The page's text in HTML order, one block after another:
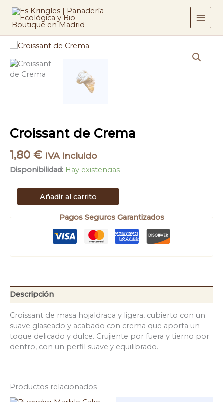
contenido
Croissant de Crema
1,80 € IVA incluido
Disponibilidad: Hay existencias
Croissant
Crema
cantidad
Añadir al carrito
Pagos Seguros Garantizados
Descripción
Croissant de masa hojaldrada y ligera, cubierto con un
suave glaseado y acabado con crema que aporta un
toque delicado y dulce. Crujiente por fuera y tierno por
dentro, con un perfil suave y equilibrado.
Productos relacionados